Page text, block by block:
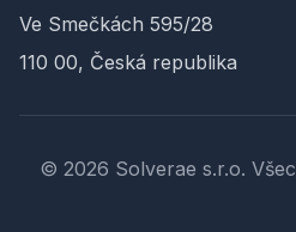
Ve Smečkách 595/28
110 00, Česká republika
© 2026 Solverae s.r.o.